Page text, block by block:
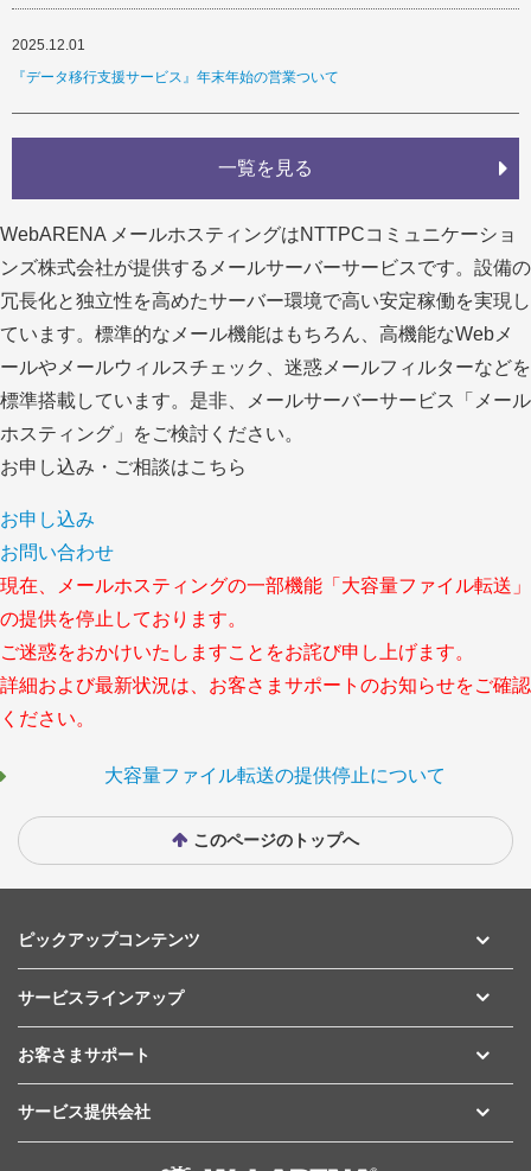
2025.12.01
『データ移行支援サービス』年末年始の営業ついて
一覧を見る
WebARENA メールホスティングはNTTPCコミュニケーショ
ンズ株式会社が提供するメールサーバーサービスです。設備の
冗長化と独立性を高めたサーバー環境で高い安定稼働を実現し
ています。標準的なメール機能はもちろん、高機能なWebメ
ールやメールウィルスチェック、迷惑メールフィルターなどを
標準搭載しています。是非、メールサーバーサービス「メール
ホスティング」をご検討ください。
お申し込み・ご相談はこちら
お申し込み
お問い合わせ
現在、メールホスティングの一部機能「大容量ファイル転送」
の提供を停止しております。
ご迷惑をおかけいたしますことをお詫び申し上げます。
詳細および最新状況は、お客さまサポートのお知らせをご確認
ください。
大容量ファイル転送の提供停止について
このページのトップへ
ピックアップコンテンツ
サービスラインアップ
お客さまサポート
サービス提供会社